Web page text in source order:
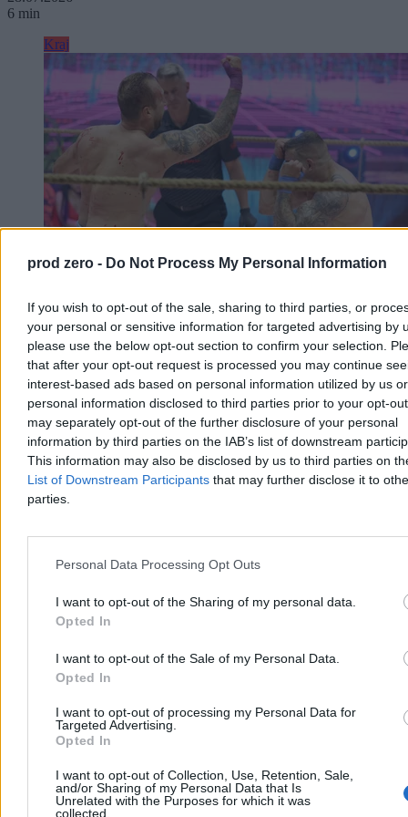
prod zero - Do Not Process My Personal Information
If you wish to opt-out of the sale, sharing to third parties, or
your personal or sensitive information for targeted advertising by
please use the below opt-out section to confirm your selection.
that after your opt-out request is processed you may continue
interest-based ads based on personal information utilized by us or
personal information disclosed to third parties prior to your opt-
may separately opt-out of the further disclosure of your personal
information by third parties on the IAB’s list of downstream
This information may also be disclosed by us to third parties on
List of Downstream Participants that may further disclose it to
parties.
Personal Data Processing Opt Outs
I want to opt-out of the Sharing of my personal data.
Opted In
I want to opt-out of the Sale of my Personal Data.
Opted In
I want to opt-out of processing my Personal Data for
Targeted Advertising.
Opted In
I want to opt-out of Collection, Use, Retention, Sale,
and/or Sharing of my Personal Data that Is
Unrelated with the Purposes for which it was
collected.
6 min
Kraj
Wychodzisz na ring, „żeby rozwalić drugiego”.
Gromda w ogniu krytyki
– W sporcie amatorskim jest serce, próba odnalezienia siebie –
mówi Zero.pl Leszek Dąbrowski, od 30 lat związany z boksem
olimpijskim. Jak przekonuje, w Gromdzie jest zupełnie inaczej.
Celem jest „rozwalić drugiego”. Federacja walk na gołe pięści
znalazła się w ogniu krytyki po tym, jak występujący dla niej w
przeszłości zawodnik został zidentyfikowany jako sprawca pobicia
dwójki Ukraińców we Wrocławiu.
Krzysztof Jabłonowski
28.07.2026
Kraj